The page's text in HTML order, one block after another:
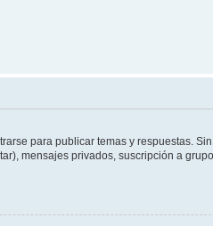
para publicar temas y respuestas.
mensajes privados, suscripción a